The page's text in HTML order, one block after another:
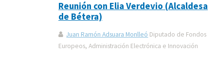
Reunión con Elia Verdevio (Alcaldesa
de Bétera)
Juan Ramón Adsuara Monlleó Diputado de Fondos
Europeos, Administración Electrónica e Innovación